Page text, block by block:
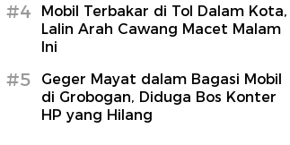
#4
Mobil Terbakar di Tol Dalam Kota,
Lalin Arah Cawang Macet Malam
Ini
#5
Geger Mayat dalam Bagasi Mobil
di Grobogan, Diduga Bos Konter
HP yang Hilang